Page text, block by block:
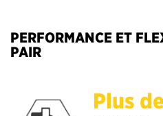
PERFORMANCE ET
PAIR
Plus